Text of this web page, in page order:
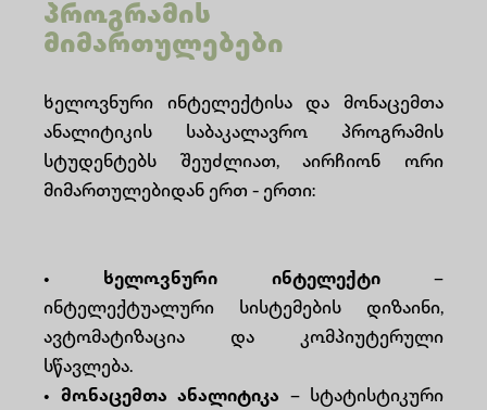
პროგრამის
მიმართულებები
ხელოვნური ინტელექტისა და მონაცემთა
ანალიტიკის საბაკალავრო პროგრამის
სტუდენტებს შეუძლიათ, აირჩიონ ორი
მიმართულებიდან ერთ - ერთი:
• ხელოვნური ინტელექტი –
ინტელექტუალური სისტემების დიზაინი,
ავტომატიზაცია და კომპიუტერული
სწავლება.
• მონაცემთა ანალიტიკა – სტატისტიკური